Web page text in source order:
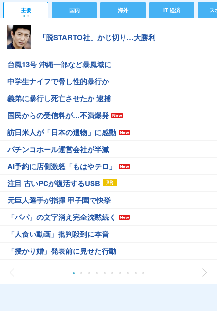
主要 国内 海外 IT 経済 ス
「脱STARTO社」かじ切り…大勝利
台風13号 沖縄一部など暴風域に
中学生ナイフで脅し性的暴行か
義弟に暴行し死亡させたか 逮捕
国民からの受信料が…不満爆発
訪日米人が「日本の遺物」に感動
パチンコホール運営会社が半減
AI予約に店側激怒「もはやテロ」
注目 古いPCが復活するUSB
元巨人選手が指揮 甲子園で快挙
「パパ」の文字消え完全沈黙続く
「大食い動画」批判殺到に本音
「授かり婚」発表前に見せた行動